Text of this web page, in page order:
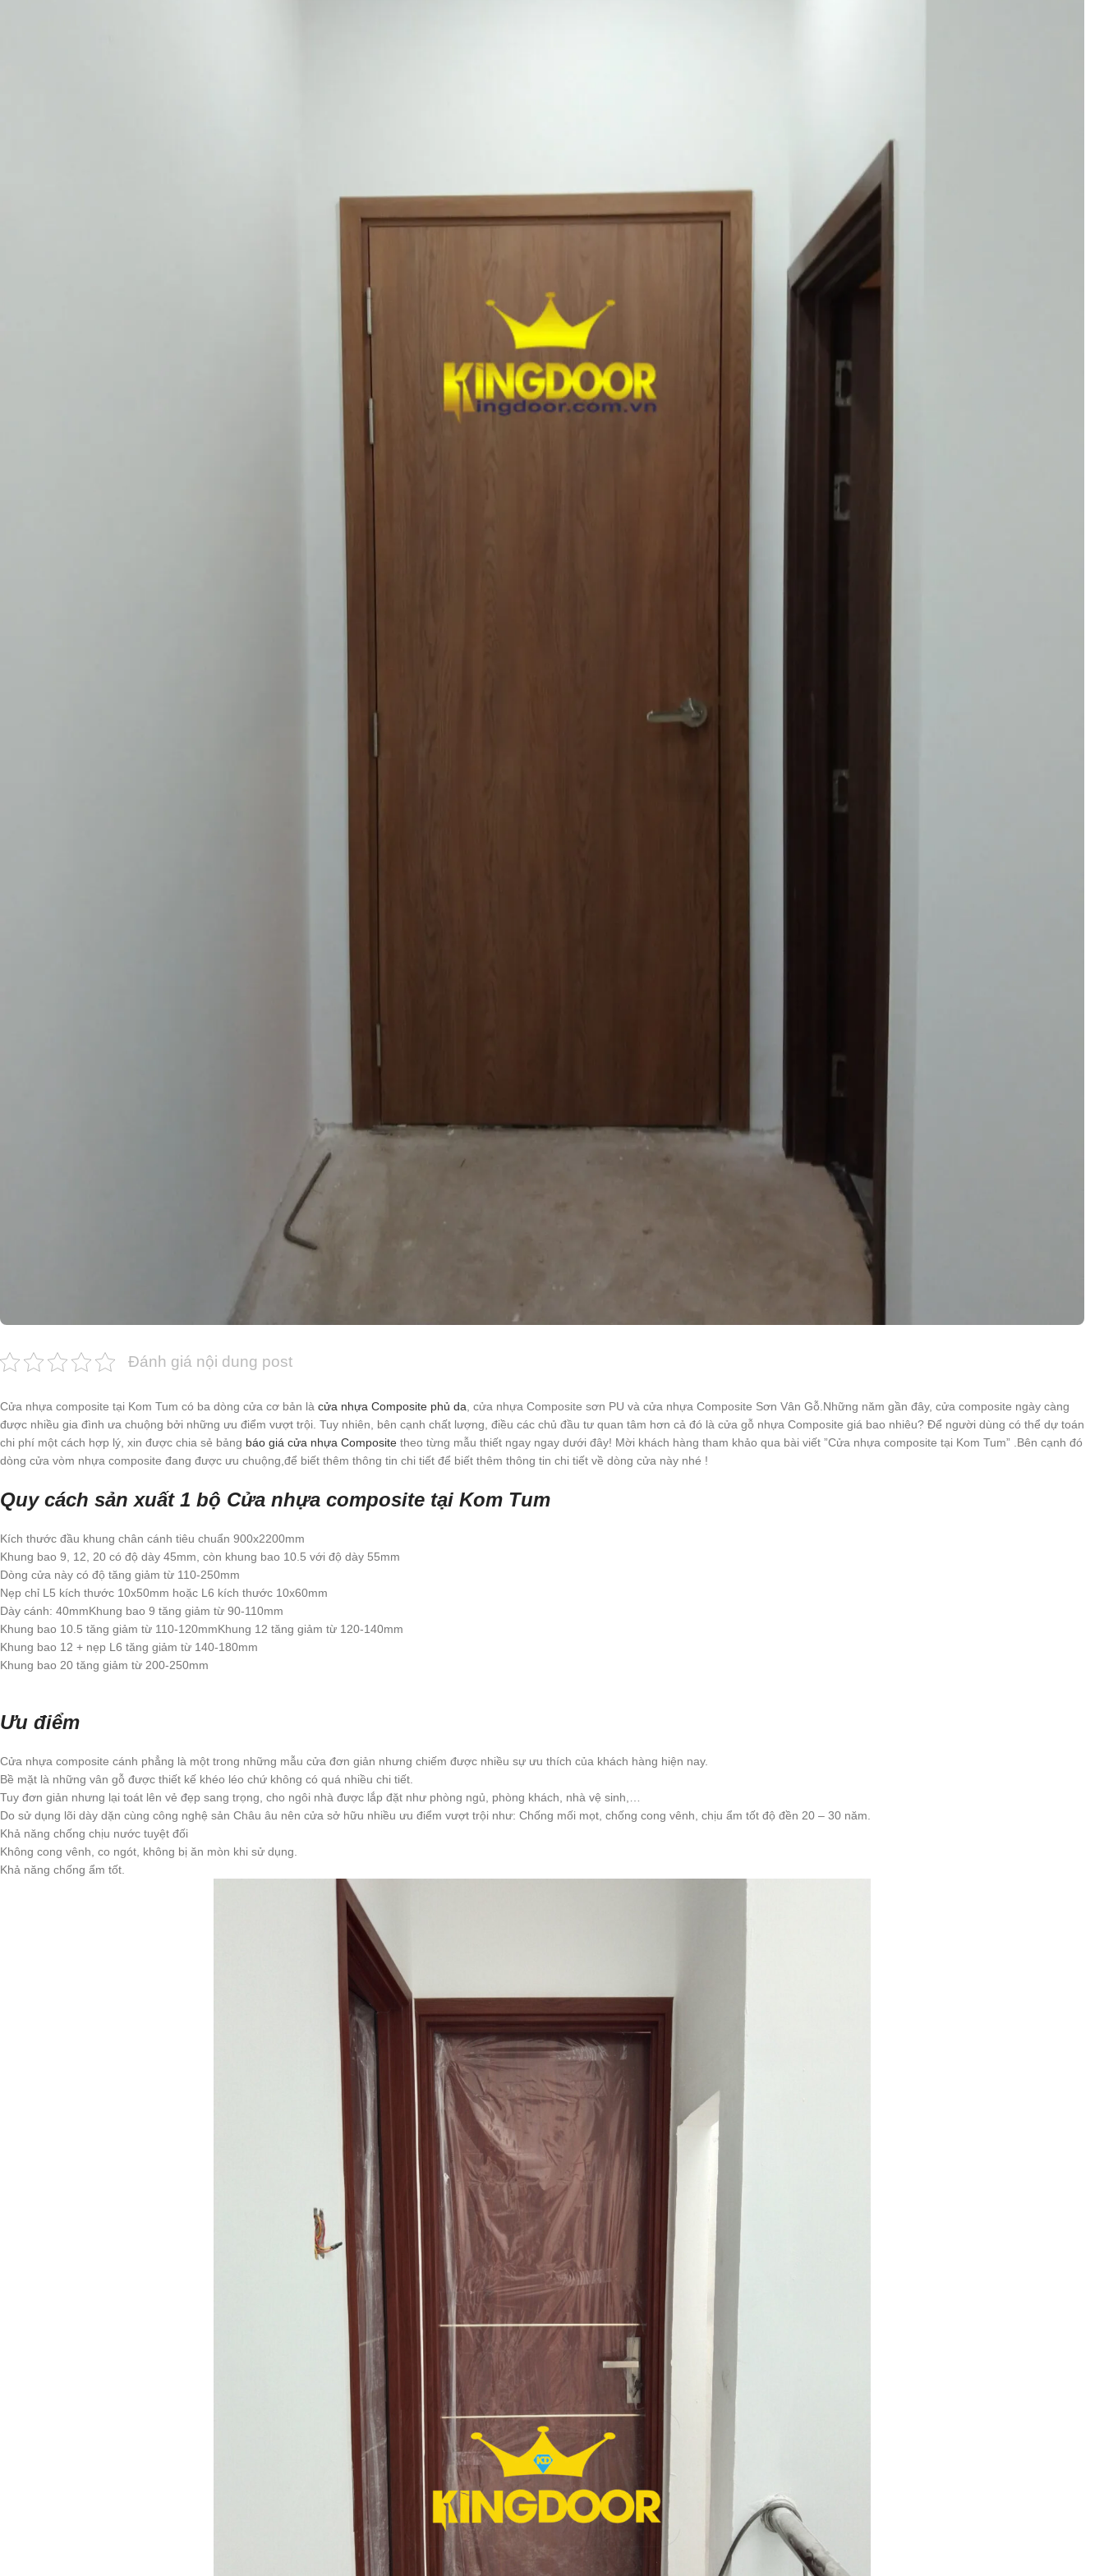
Đánh giá nội dung post
Cửa nhựa composite tại Kom Tum có ba dòng cửa cơ bản là cửa nhựa Composite phủ da , cửa nhựa Composite sơn PU và cửa nhựa Composite Sơn Vân Gỗ.Những năm gần đây, cửa composite ngày càng
được nhiều gia đình ưa chuộng bởi những ưu điểm vượt trội. Tuy nhiên, bên cạnh chất lượng, điều các chủ đầu tư quan tâm hơn cả đó là cửa gỗ nhựa Composite giá bao nhiêu? Để người dùng có thể dự toán
chi phí một cách hợp lý, xin được chia sẻ bảng báo giá cửa nhựa Composite theo từng mẫu thiết ngay ngay dưới đây! Mời khách hàng tham khảo qua bài viết ”Cửa nhựa composite tại Kom Tum” .Bên cạnh đó
dòng cửa vòm nhựa composite đang được ưu chuộng,để biết thêm thông tin chi tiết để biết thêm thông tin chi tiết về dòng cửa này nhé !
Quy cách sản xuất 1 bộ Cửa nhựa composite tại Kom Tum
Kích thước đầu khung chân cánh tiêu chuẩn 900x2200mm
Khung bao 9, 12, 20 có độ dày 45mm, còn khung bao 10.5 với độ dày 55mm
Dòng cửa này có độ tăng giảm từ 110-250mm
Nẹp chỉ L5 kích thước 10x50mm hoặc L6 kích thước 10x60mm
Dày cánh: 40mmKhung bao 9 tăng giảm từ 90-110mm
Khung bao 10.5 tăng giảm từ 110-120mmKhung 12 tăng giảm từ 120-140mm
Khung bao 12 + nẹp L6 tăng giảm từ 140-180mm
Khung bao 20 tăng giảm từ 200-250mm
Ưu điểm
Cửa nhựa composite cánh phẳng là một trong những mẫu cửa đơn giản nhưng chiếm được nhiều sự ưu thích của khách hàng hiện nay.
Bề mặt là những vân gỗ được thiết kế khéo léo chứ không có quá nhiều chi tiết.
Tuy đơn giản nhưng lại toát lên vẻ đẹp sang trọng, cho ngôi nhà được lắp đặt như phòng ngủ, phòng khách, nhà vệ sinh,…
Do sử dụng lõi dày dặn cùng công nghệ sản Châu âu nên cửa sở hữu nhiều ưu điểm vượt trội như: Chống mối mọt, chống cong vênh, chịu ẩm tốt độ đền 20 – 30 năm.
Khả năng chống chịu nước tuyệt đối
Không cong vênh, co ngót, không bị ăn mòn khi sử dụng.
Khả năng chống ẩm tốt.